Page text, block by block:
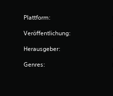
Plattform:
Veröffentlichung:
Herausgeber:
Genres: